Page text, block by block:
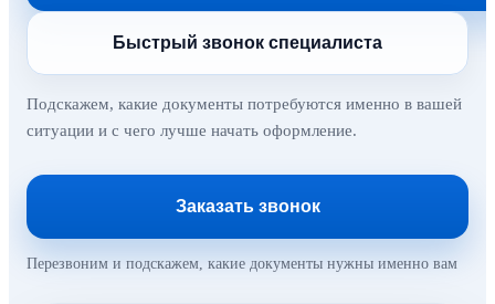
Быстрый звонок специалиста
Подскажем, какие документы потребуются именно в вашей
ситуации и с чего лучше начать оформление.
Заказать звонок
Перезвоним и подскажем, какие документы нужны именно вам